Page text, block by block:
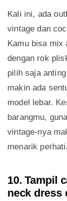
Kali ini, ada
vintage dan
Kamu bisa mix
dengan rok
pilih saja
makin ada
model lebar.
barangmu,
vintage-nya
menarik
10. Tampil
neck dress